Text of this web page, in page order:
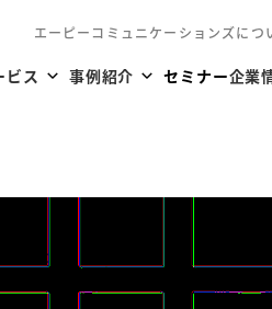
エーピーコミュニケーションズにつ
ビス 事例紹介 セミナー企業